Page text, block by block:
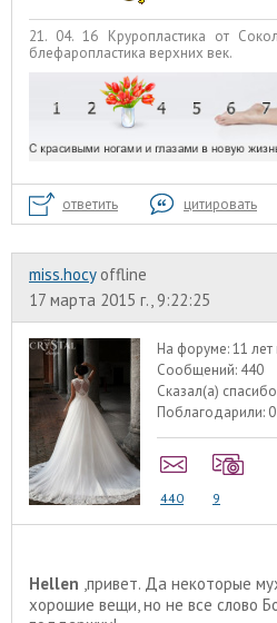
21. 04. 16 Круропластика от
блефаропластика верхних век.
ответить цитировать
miss.hocy offline
17 марта 2015 г., 9:22:25
На форуме:11
Сообщений: 440
Сказал(а)
Поблагодарили:
440 9
Hellen ,привет. Да некоторые
хорошие вещи, но не все слово